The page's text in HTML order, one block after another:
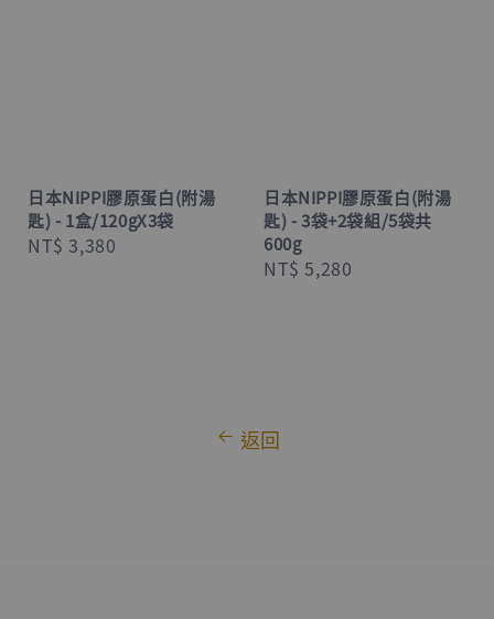
日本NIPPI膠原蛋白(附湯
匙) - 1盒/120gX3袋
Regular
NT$ 3,380
日本NIPPI膠原蛋白(附湯
匙) - 3袋+2袋組/5袋共
600g
Regular
NT$ 5,280
返回